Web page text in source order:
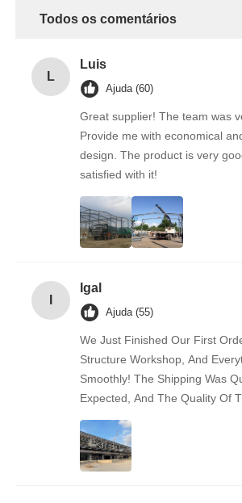
Todos os comentários
L
Luis
Ajuda (60)
Great supplier! The team was
Provide me with economical
design. The product is very
satisfied with it!
Igal
Ajuda (55)
We Just Finished Our First Order Of A Steel
Structure Workshop, And Everything Went Super
Smoothly! The Shipping Was Quicker Than We
Expected, And The Quality Of The Materials
Really Impressed Us — Solid And Well-made.
Communication Was Easy And Friendly
Throughout. We’re Already Recommending This
Supplier To Some Of Our Business Friends.